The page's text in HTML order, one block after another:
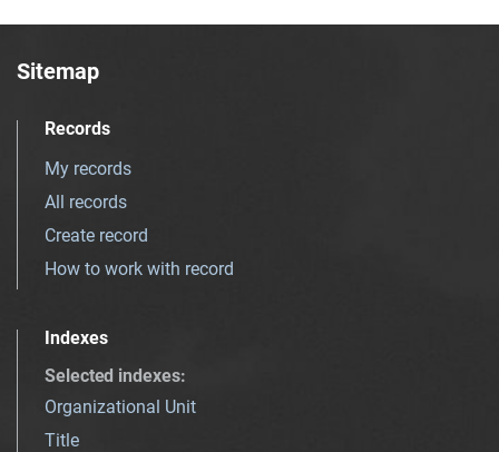
Sitemap
Records
My records
All records
Create record
How to work with record
Indexes
Selected indexes:
Organizational Unit
Title